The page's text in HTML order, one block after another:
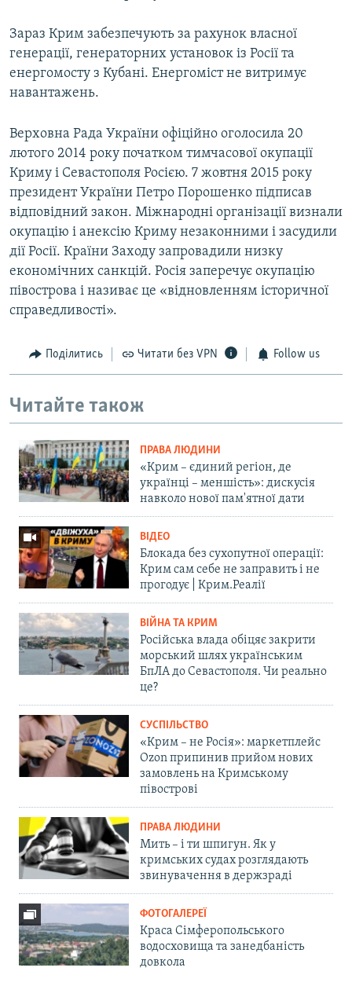
Зараз Крим забезпечують за рахунок власної
генерації, генераторних установок із Росії та
енергомосту з Кубані. Енергоміст не витримує
навантажень.
Верховна Рада України офіційно оголосила 20
лютого 2014 року початком тимчасової окупації
Криму і Севастополя Росією. 7 жовтня 2015 року
президент України Петро Порошенко підписав
відповідний закон. Міжнародні організації визнали
окупацію і анексію Криму незаконними і засудили
дії Росії. Країни Заходу запровадили низку
економічних санкцій. Росія заперечує окупацію
півострова і називає це «відновленням історичної
справедливості».
Поділитись Читати без VPN Follow us
Читайте також
ПРАВА ЛЮДИНИ
«Крим – єдиний регіон, де
українці – меншість»: дискусія
навколо нової пам'ятної дати
ВІДЕО
Блокада без сухопутної операції:
Крим сам себе не заправить і не
прогодує | Крим.Реалії
ВІЙНА ТА КРИМ
Російська влада обіцяє закрити
морський шлях українським
БпЛА до Севастополя. Чи реально
це?
СУСПІЛЬСТВО
«Крим – не Росія»: маркетплейс
Ozon припинив прийом нових
замовлень на Кримському
півострові
ПРАВА ЛЮДИНИ
Мить – і ти шпигун. Як у
кримських судах розглядають
звинувачення в держзраді
ФОТОГАЛЕРЕЇ
Краса Сімферопольського
водосховища та занедбаність
довкола